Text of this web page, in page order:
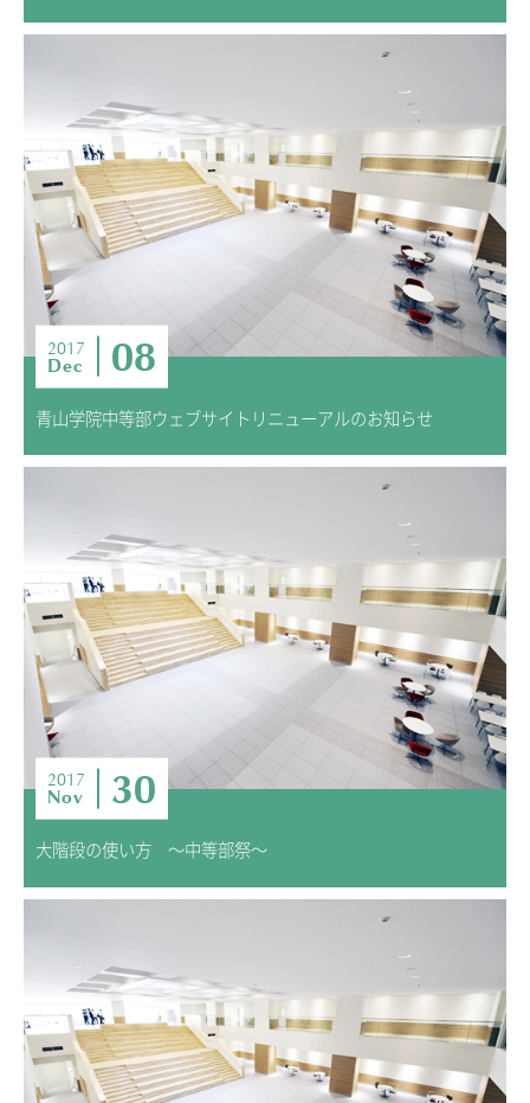
学校案内
よくあるご質問
INFORMATION
総合案内
ニュース・トピック
お問い合わせ
キャンパスマップ
アクセスマップ
緊急・災害時の対応
いじめ防止対策
ENGLISHページ
地の塩、世の光（スクールモットー）
2017
Dec 08
青山学院中等部ウェブサイトリニューアルのお知らせ
2017
Nov 30
大階段の使い方 ～中等部祭～